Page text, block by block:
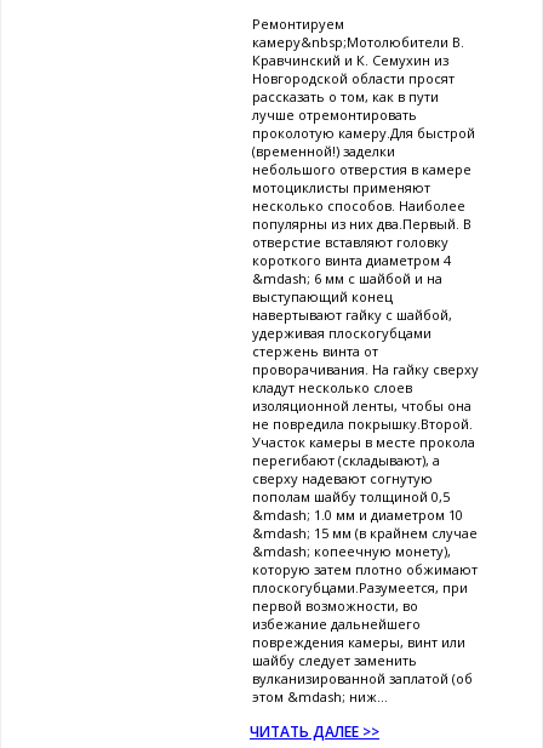
Ремонтируем
камеру&nbsp;Мотолюбители В.
Кравчинский и К. Семухин из
Новгородской области просят
рассказать о том, как в пути
лучше отремонтировать
проколотую камеру.Для быстрой
(временной!) заделки
небольшого отверстия в камере
мотоциклисты применяют
несколько способов. Наиболее
популярны из них два.Первый. В
отверстие вставляют головку
короткого винта диаметром 4
&mdash; 6 мм с шайбой и на
выступающий конец
навертывают гайку с шайбой,
удерживая плоскогубцами
стержень винта от
проворачивания. На гайку сверху
кладут несколько слоев
изоляционной ленты, чтобы она
не повредила покрышку.Второй.
Участок камеры в месте прокола
перегибают (складывают), а
сверху надевают согнутую
пополам шайбу толщиной 0,5
&mdash; 1.0 мм и диаметром 10
&mdash; 15 мм (в крайнем случае
&mdash; копеечную монету),
которую затем плотно обжимают
плоскогубцами.Разумеется, при
первой возможности, во
избежание дальнейшего
повреждения камеры, винт или
шайбу следует заменить
вулканизированной заплатой (об
этом &mdash; ниж...
ЧИТАТЬ ДАЛЕЕ >>